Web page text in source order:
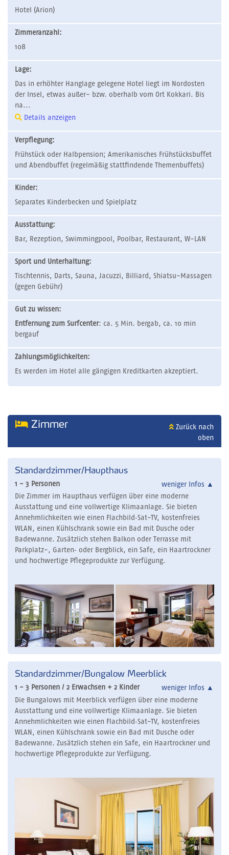
Hotel (Arion)
Zimmeranzahl:
108
Lage:
Das in erhöhter Hanglage gelegene Hotel liegt im Nordosten
der Insel, etwas außer- bzw. oberhalb vom Ort Kokkari. Bis
na...
Details anzeigen
Verpflegung:
Frühstück oder Halbpension; Amerikanisches Frühstücksbuffet
und Abendbuffet (regelmäßig stattfindende Themenbuffets)
Kinder:
Separates Kinderbecken und Spielplatz
Ausstattung:
Bar, Rezeption, Swimmingpool, Poolbar, Restaurant, W-LAN
Sport und Unterhaltung:
Tischtennis, Darts, Sauna, Jacuzzi, Billiard, Shiatsu-Massagen
(gegen Gebühr)
Gut zu wissen:
Entfernung zum Surfcenter: ca. 5 Min. bergab, ca. 10 min
bergauf
Zahlungsmöglichkeiten:
Es werden im Hotel alle gängigen Kreditkarten akzeptiert.
Zimmer
Zurück nach
oben
Standardzimmer/Haupthaus
1 - 3 Personen weniger Infos ▲
Die Zimmer im Haupthaus verfügen über eine moderne
Ausstattung und eine vollwertige Klimaanlage. Sie bieten
Annehmlichkeiten wie einen Flachbild‑Sat-TV, kostenfreies
WLAN, einen Kühlschrank sowie ein Bad mit Dusche oder
Badewanne. Zusätzlich stehen Balkon oder Terrasse mit
Parkplatz-, Garten‑ oder Bergblick, ein Safe, ein Haartrockner
und hochwertige Pflegeprodukte zur Verfügung.
Standardzimmer/Bungalow Meerblick
1 - 3 Personen / 2 Erwachsen + 2 Kinder weniger Infos ▲
Die Bungalows mit Meerblick verfügen über eine moderne
Ausstattung und eine vollwertige Klimaanlage. Sie bieten
Annehmlichkeiten wie einen Flachbild‑Sat-TV, kostenfreies
WLAN, einen Kühlschrank sowie ein Bad mit Dusche oder
Badewanne. Zusätzlich stehen ein Safe, ein Haartrockner und
hochwertige Pflegeprodukte zur Verfügung.